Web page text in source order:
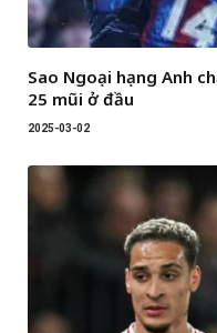
Sao Ngoại hạng Anh
25 mũi ở đầu
2025-03-02